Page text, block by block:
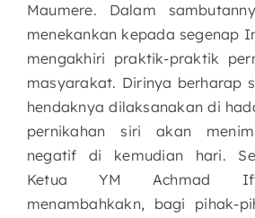
Maumere. Dalam
menekankan kepada segenap
mengakhiri praktik-praktik
masyarakat. Dirinya berharap
hendaknya dilaksanakan di
pernikahan siri akan
negatif di kemudian hari.
Ketua YM Achmad
menambahkakn, bagi pihak-